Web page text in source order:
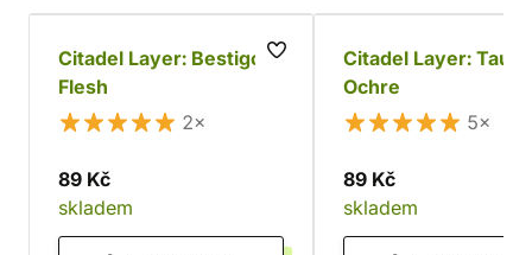
Citadel Layer: Bestigor
Flesh
2×
89 Kč
skladem
Citadel Layer: Tau
Ochre
5×
89 Kč
skladem